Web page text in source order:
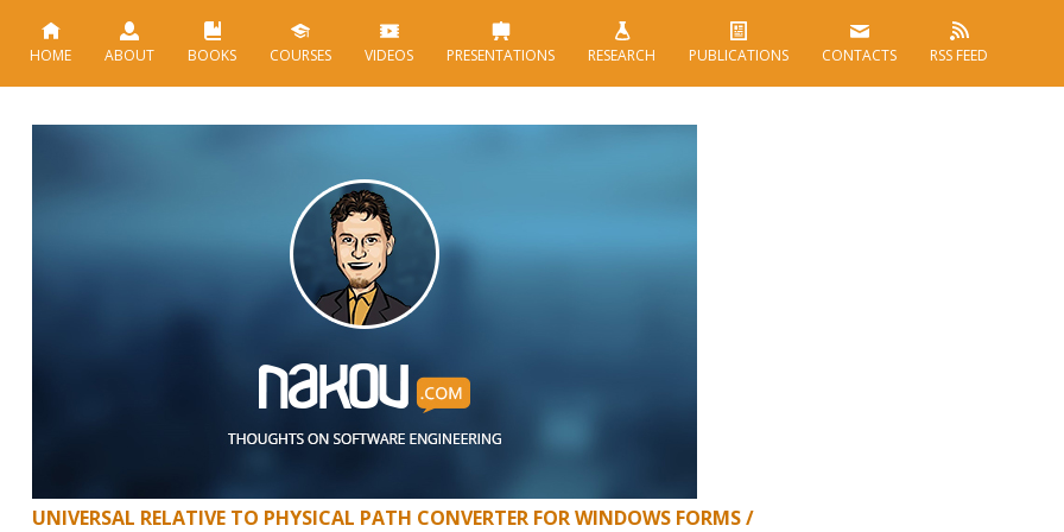
HOME ABOUT BOOKS COURSES VIDEOS PRESENTATIONS RESEARCH PUBLICATIONS CONTACTS RSS FEED
UNIVERSAL RELATIVE TO PHYSICAL PATH CONVERTER FOR WINDOWS FORMS /